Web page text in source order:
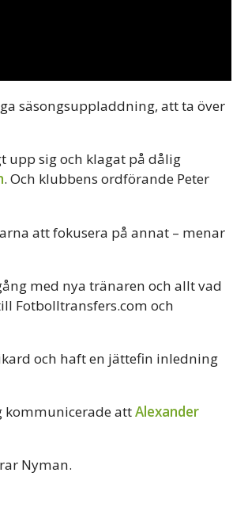
säsongsuppladdning, att ta över
upp sig och klagat på dålig
. Och klubbens ordförande Peter
att fokusera på annat – menar
med nya tränaren och allt vad
Fotbolltransfers.com och
och haft en jättefin inledning
kommunicerade attAlexander
Nyman.